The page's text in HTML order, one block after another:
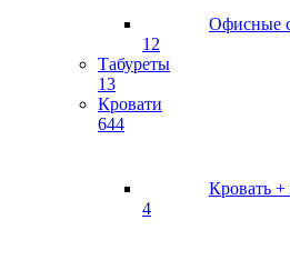
Офисные
12
Табуреты
13
Кровати
644
Кровать +
4